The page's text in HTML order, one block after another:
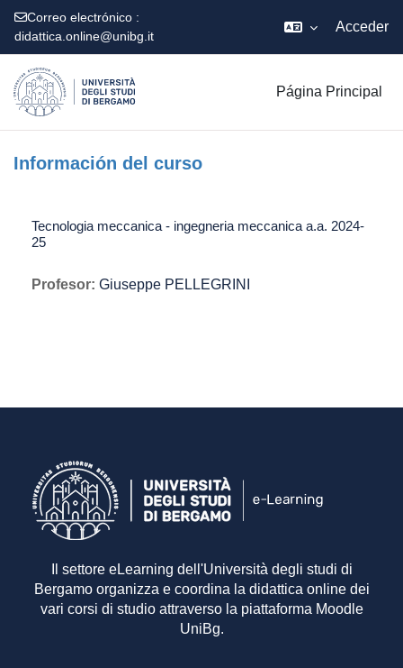
Correo electrónico :
didattica.online@unibg.it
Acceder
Página Principal
Información del curso
Tecnologia meccanica - ingegneria meccanica a.a. 2024-
25
Profesor: Giuseppe PELLEGRINI
Il settore eLearning dell'Università degli studi di
Bergamo organizza e coordina la didattica online dei
vari corsi di studio attraverso la piattaforma Moodle
UniBg.